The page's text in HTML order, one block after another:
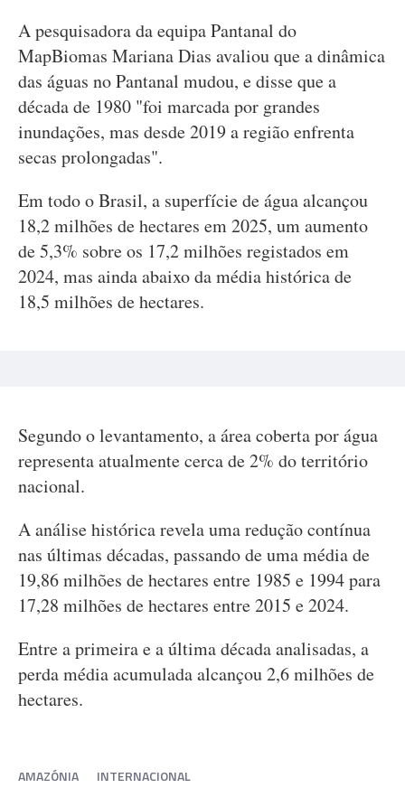
A pesquisadora da equipa Pantanal do
MapBiomas Mariana Dias avaliou que a dinâmica
das águas no Pantanal mudou, e disse que a
década de 1980 "foi marcada por grandes
inundações, mas desde 2019 a região enfrenta
secas prolongadas".
Em todo o Brasil, a superfície de água alcançou
18,2 milhões de hectares em 2025, um aumento
de 5,3% sobre os 17,2 milhões registados em
2024, mas ainda abaixo da média histórica de
18,5 milhões de hectares.
Segundo o levantamento, a área coberta por água
representa atualmente cerca de 2% do território
nacional.
A análise histórica revela uma redução contínua
nas últimas décadas, passando de uma média de
19,86 milhões de hectares entre 1985 e 1994 para
17,28 milhões de hectares entre 2015 e 2024.
Entre a primeira e a última década analisadas, a
perda média acumulada alcançou 2,6 milhões de
hectares.
AMAZÓNIA INTERNACIONAL